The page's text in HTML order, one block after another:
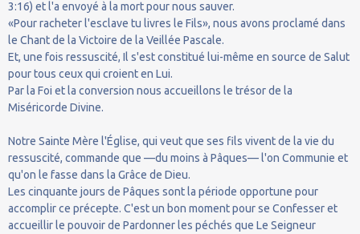
3:16) et l'a envoyé à la mort pour nous sauver.
«Pour racheter l'esclave tu livres le Fils», nous avons proclamé dans
le Chant de la Victoire de la Veillée Pascale.
Et, une fois ressuscité, Il s'est constitué lui-même en source de Salut
pour tous ceux qui croient en Lui.
Par la Foi et la conversion nous accueillons le trésor de la
Miséricorde Divine.
Notre Sainte Mère l'Église, qui veut que ses fils vivent de la vie du
ressuscité, commande que —du moins à Pâques— l'on Communie et
qu'on le fasse dans la Grâce de Dieu.
Les cinquante jours de Pâques sont la période opportune pour
accomplir ce précepte. C'est un bon moment pour se Confesser et
accueillir le pouvoir de Pardonner les péchés que Le Seigneur